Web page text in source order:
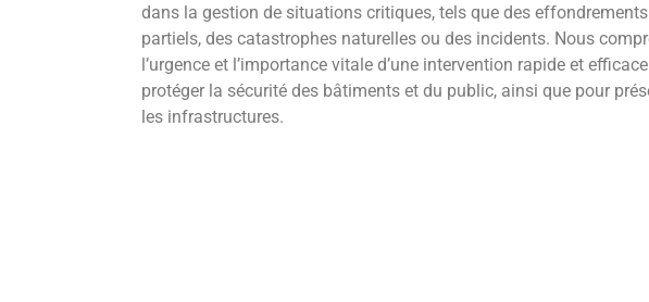
dans la gestion de situations critiques, tels que des effondrements
partiels, des catastrophes naturelles ou des incidents. Nous
l’urgence et l’importance vitale d’une intervention rapide et
protéger la sécurité des bâtiments et du public, ainsi que pour
les infrastructures.